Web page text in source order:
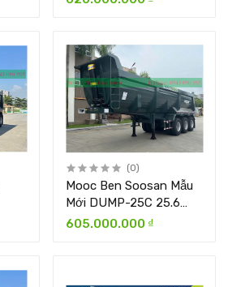
(0)
Mooc Ben Soosan Mẫu
Mới DUMP-25C 25.6
Khối
605.000.000 ₫